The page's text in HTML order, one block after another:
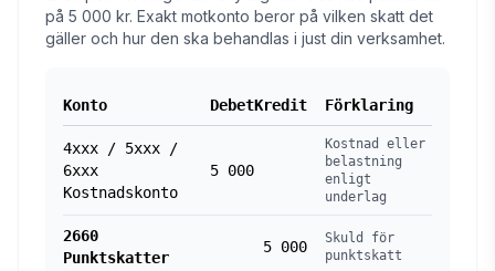
på 5 000 kr. Exakt motkonto beror på vilken skatt det
gäller och hur den ska behandlas i just din verksamhet.
Konto DebetKredit Förklaring
4xxx / 5xxx /
6xxx
Kostnadskonto
5 000
Kostnad eller
belastning
enligt
underlag
2660
Punktskatter
5 000
Skuld för
punktskatt